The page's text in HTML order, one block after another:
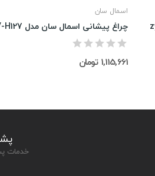
اسمال سان
چراغ پیشانی اسمال سان مدل ZY-H127
1,115,661 تومان
خدمات